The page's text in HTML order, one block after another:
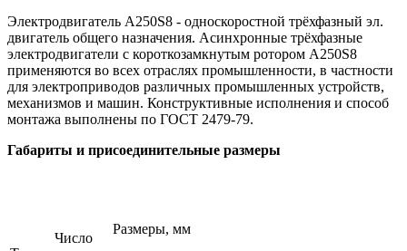
Электродвигатель А250S8 - односкоростной трёхфазный эл.
двигатель общего назначения. Асинхронные трёхфазные
электродвигатели с короткозамкнутым ротором А250S8
применяются во всех отраслях промышленности, в частности
для электроприводов различных промышленных устройств,
механизмов и машин. Конструктивные исполнения и способ
монтажа выполнены по ГОСТ 2479-79.
Габариты и присоединительные размеры
Число
Размеры, мм